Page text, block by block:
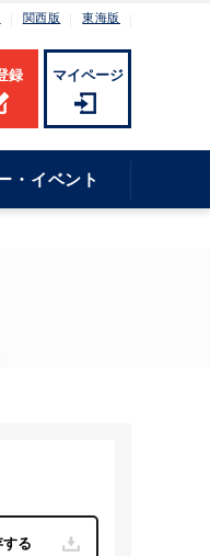
関西版 東海版
録 マイページ
・イベント